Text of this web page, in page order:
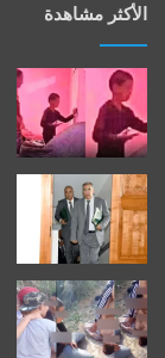
الأكثر مشاهدة